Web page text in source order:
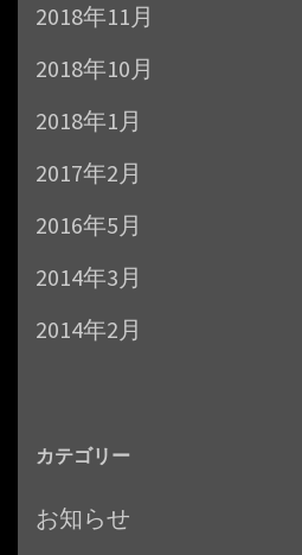
2018年11月
2018年10月
2018年1月
2017年2月
2016年5月
2014年3月
2014年2月
カテゴリー
お知らせ